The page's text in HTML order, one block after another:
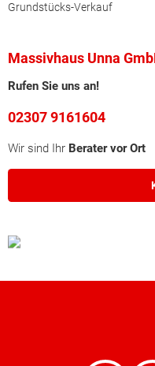
Grundstücks-Verkauf
Massivhaus Unna
Rufen Sie uns an!
02307 9161604
Wir sind Ihr Berater vor Ort